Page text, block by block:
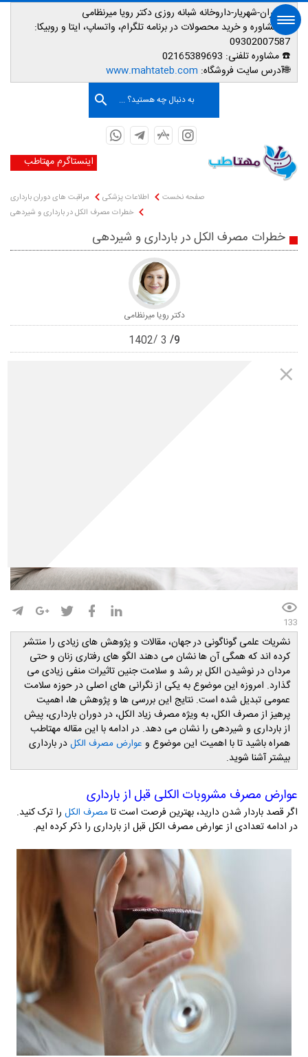
📌تهران-شهریار-داروخانه شبانه روزی دکتر رویا میرنظامی
📱مشاوره و خرید محصولات در برنامه تلگرام، واتساپ، ایتا و روبیکا:
09302007587
☎️ مشاوره تلفنی:
🌐آدرس سایت فروشگاه: www.mahtateb.com
به دنبال چه هستید؟ ...
اینستاگرم مهتاطب
صفحه نخست اطلاعات پزشکی
مراقبت های دوران بارداری
خطرات مصرف الکل در بارداری و شیردهی
خطرات مصرف الکل در بارداری و شیردهی
دکتر رویا میرنظامی
9
3
1402
133
نشریات علمی گوناگونی در جهان، مقالات و پژوهش های زیادی را منتشر
کرده اند که همگی آن ها نشان می دهند الگو های رفتاری زنان و حتی
مردان در نوشیدن الکل بر رشد و سلامت جنین تاثیرات منفی زیادی می
گذارد. امروزه این موضوع به یکی از نگرانی های اصلی در حوزه سلامت
عمومی تبدیل شده است. نتایج این بررسی ها و پژوهش ها، اهمیت
پرهیز از مصرف الکل، به ویژه مصرف زیاد الکل، در دوران بارداری، پیش
از بارداری و شیردهی را نشان می دهد. در ادامه با این مقاله مهتاطب
همراه باشید تا با اهمیت این موضوع و عوارض مصرف الکلدر بارداری
بیشتر آشنا شوید.
عوارض مصرف مشروبات الکلی قبل از بارداری
اگر قصد باردار شدن دارید، بهترین فرصت است تامصرف الکل را ترک کنید.
در ادامه تعدادی از عوارض مصرف الکل قبل از بارداری را ذکر کرده ایم.